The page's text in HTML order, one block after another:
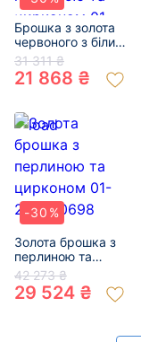
Брошка з золота
червоного з білим
кольору з
перлиною та
цирконом 01-
31 311 ₴
21 868 ₴
-30%
Золота брошка з
перлиною та
цирконом 01-
200330698
42 273 ₴
29 524 ₴